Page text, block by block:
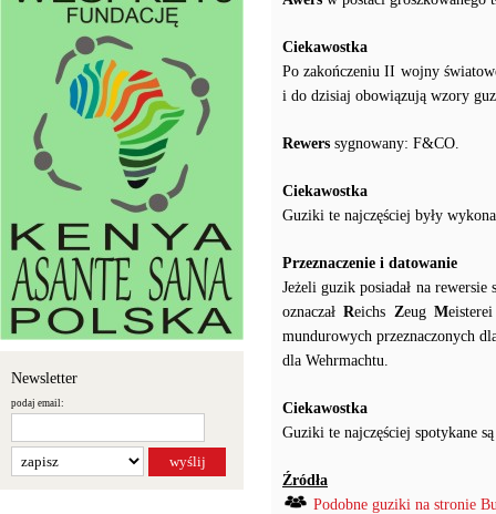
Newsletter
podaj email:
Ciekawostka
Po zakończeniu II wojny
i do dzisiaj obowiązują wzory
Rewers sygnowany: F&CO.
Ciekawostka
Guziki te najczęściej były
Przeznaczenie i datowanie
Jeżeli guzik posiadał na
oznaczałReichs Zeug M
mundurowych przeznaczonych
dla Wehrmachtu.
Ciekawostka
Guziki te najczęściej spotykane
Źródła
Podobne guziki na stronie